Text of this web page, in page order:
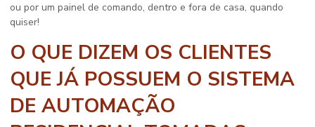
ou por um painel de comando, dentro e fora de casa, quando
quiser!
O QUE DIZEM OS CLIENTES
QUE JÁ POSSUEM O SISTEMA
DE AUTOMAÇÃO